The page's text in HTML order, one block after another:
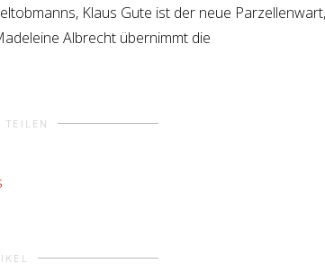
Klaus Gute ist der neue Parzellenwart,
Albrecht übernimmt die
TEILEN